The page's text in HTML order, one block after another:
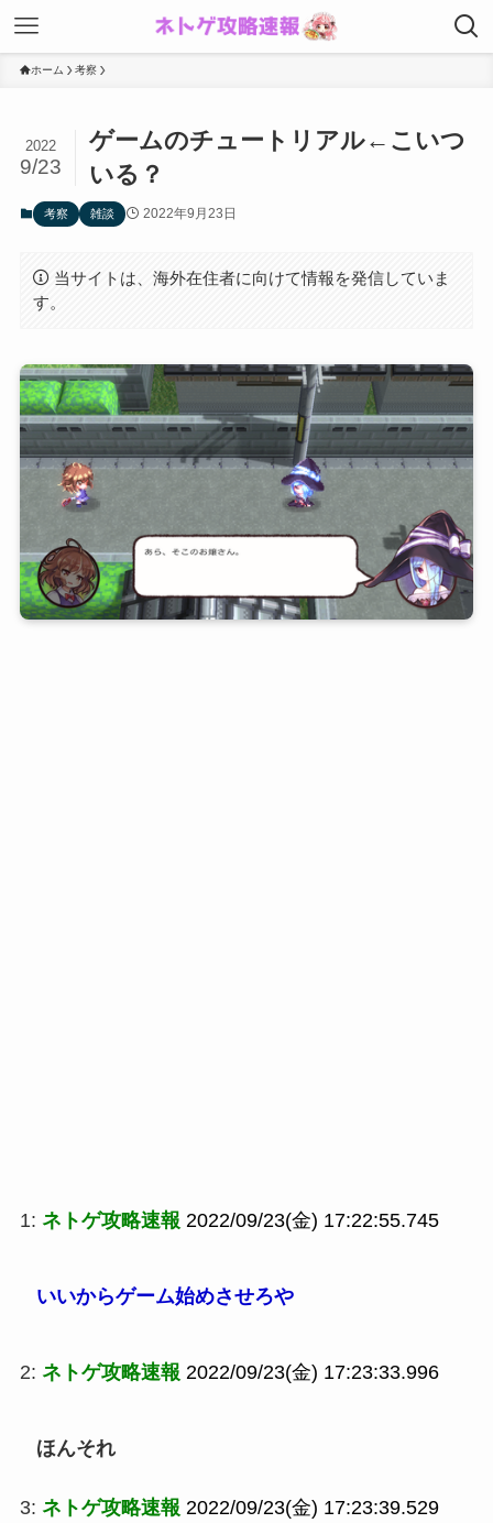
ホーム 考察
ゲームのチュートリアル←こいつ
いる？
2022
9/23
考察 雑談 2022年9月23日
当サイトは、海外在住者に向けて情報を発信していま
す。
1: ネトゲ攻略速報 2022/09/23(金) 17:22:55.745
いいからゲーム始めさせろや
2: ネトゲ攻略速報 2022/09/23(金) 17:23:33.996
ほんそれ
3: ネトゲ攻略速報 2022/09/23(金) 17:23:39.529